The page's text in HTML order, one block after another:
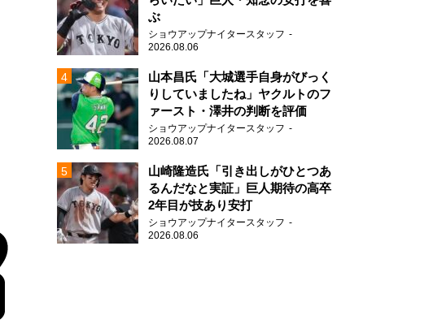
ぶ
ショウアップナイタースタッフ
2026.08.06
山本昌氏「大城選手自身がびっく
りしていましたね」ヤクルトのフ
ァースト・澤井の判断を評価
ショウアップナイタースタッフ
2026.08.07
山崎隆造氏「引き出しがひとつあ
るんだなと実証」巨人期待の高卒
2年目が技あり安打
ショウアップナイタースタッフ
2026.08.06